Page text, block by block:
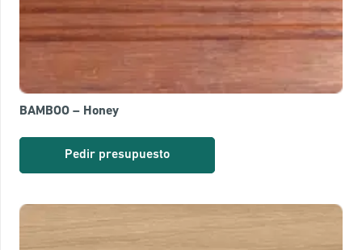
BAMBOO – Honey
Pedir presupuesto